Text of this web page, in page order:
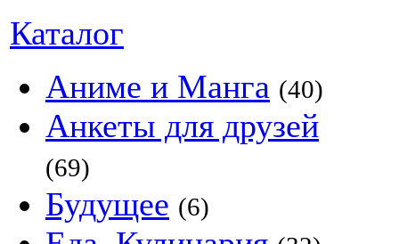
Каталог
Аниме и Манга (40)
Анкеты для друзей
(69)
Будущее (6)